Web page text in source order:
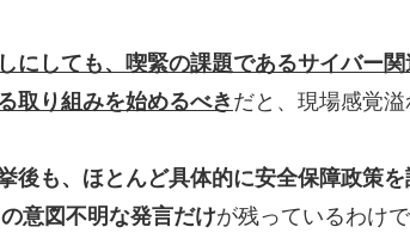
にしても、喫緊の課題であるサイバー
取り組みを始めるべき だと、現場感覚
後も、ほとんど具体的に安全保障政策を
意図不明な発言だけが残っているわけで